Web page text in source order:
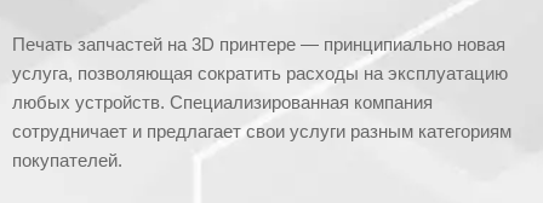
Печать запчастей на 3D принтере — принципиально новая
услуга, позволяющая сократить расходы на эксплуатацию
любых устройств. Специализированная компания
сотрудничает и предлагает свои услуги разным категориям
покупателей.